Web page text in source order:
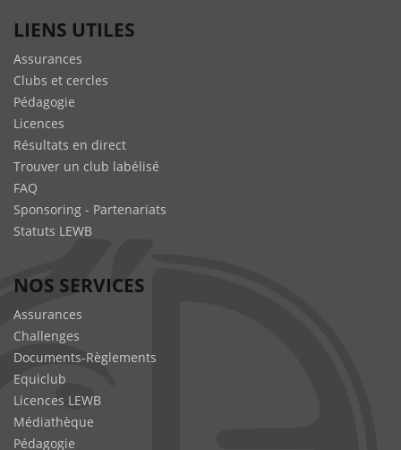
LIENS UTILES
Assurances
Clubs et cercles
Pédagogie
Licences
Résultats en direct
Trouver un club labélisé
FAQ
Sponsoring - Partenariats
Statuts LEWB
NOS SERVICES
Assurances
Challenges
Documents-Règlements
Equiclub
Licences LEWB
Médiathèque
Pédagogie